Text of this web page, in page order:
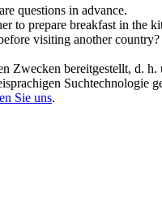
questions in advance.
to prepare breakfast in the
visiting another country?
bereitgestellt, d.
Suchtechnologie
Sie uns.